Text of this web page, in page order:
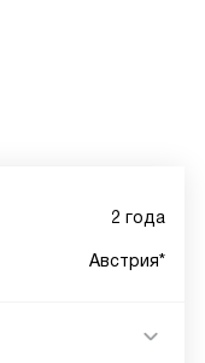
2 года
Австрия*